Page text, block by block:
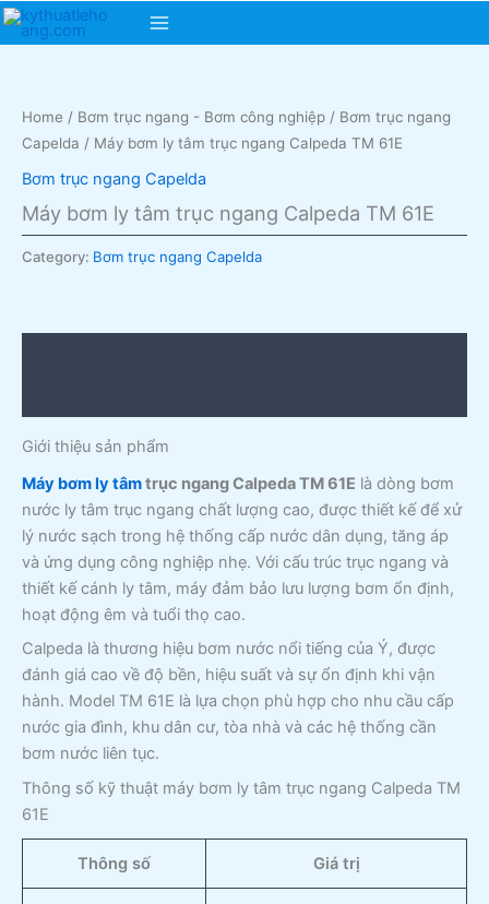
Skip
Main
Home / Bơm trục ngang - Bơm công nghiệp / Bơm trục ngang
Capelda / Máy bơm ly tâm trục ngang Calpeda TM 61E
Bơm trục ngang Capelda
Máy bơm ly tâm trục ngang Calpeda TM 61E
Category: Bơm trục ngang Capelda
Giới thiệu sản phẩm
Máy bơm ly tâmtrục ngang Calpeda TM 61E là dòng bơm
nước ly tâm trục ngang chất lượng cao, được thiết kế để xử
lý nước sạch trong hệ thống cấp nước dân dụng, tăng áp
và ứng dụng công nghiệp nhẹ. Với cấu trúc trục ngang và
thiết kế cánh ly tâm, máy đảm bảo lưu lượng bơm ổn định,
hoạt động êm và tuổi thọ cao.
Calpeda là thương hiệu bơm nước nổi tiếng của Ý, được
đánh giá cao về độ bền, hiệu suất và sự ổn định khi vận
hành. Model TM 61E là lựa chọn phù hợp cho nhu cầu cấp
nước gia đình, khu dân cư, tòa nhà và các hệ thống cần
bơm nước liên tục.
Thông số kỹ thuật máy bơm ly tâm trục ngang Calpeda TM
61E
Thông số Giá trị